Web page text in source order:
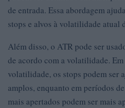
de entrada. Essa abordagem
stops e alvos à volatilidade atual
Além disso, o ATR pode ser
de acordo com a volatilidade.
volatilidade, os stops podem ser
amplos, enquanto em períodos
mais apertados podem ser mais